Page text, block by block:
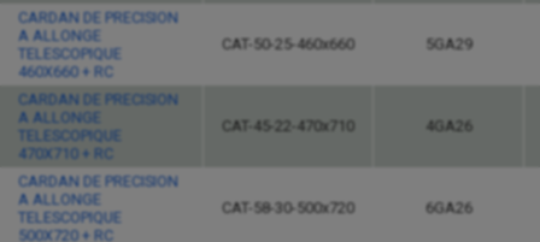
CARDAN DE PRECISION
A ALLONGE
TELESCOPIQUE
460X660 + RC
CAT-50-25-460x660 5GA29
CARDAN DE PRECISION
A ALLONGE
TELESCOPIQUE
470X710 + RC
CAT-45-22-470x710 4GA26
CARDAN DE PRECISION
A ALLONGE
TELESCOPIQUE
500X720 + RC
CAT-58-30-500x720 6GA26